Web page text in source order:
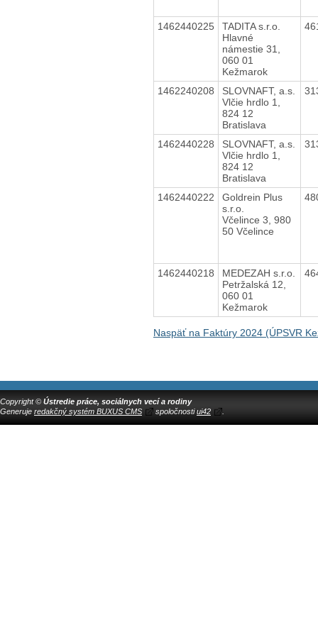
1462440225
TADITA s.r.o.
Hlavné
námestie 31,
060 01
Kežmarok
1462240208
SLOVNAFT, a.s.
Vlčie hrdlo 1,
824 12
Bratislava
1462440228
SLOVNAFT, a.s.
Vlčie hrdlo 1,
824 12
Bratislava
1462440222
Goldrein Plus
s.r.o.
Včelince 3, 980
50 Včelince
1462440218
MEDEZAH s.r.o.
Petržalská 12,
060 01
Kežmarok
Naspäť na Faktúry 2024 (ÚPSVR
Copyright © Ústredie práce, sociálnych vecí a rodiny
Generuje redakčný systém BUXUS CMS spoločnostiui42